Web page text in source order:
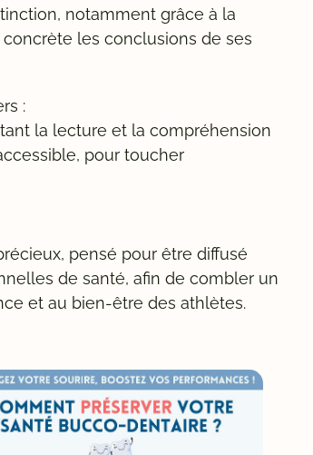
notamment grâce à la
les conclusions de ses
:
la lecture et la compréhension
pour toucher
pensé pour être diffusé
de santé, afin de combler un
et au bien-être des athlètes.